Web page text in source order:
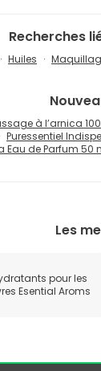
Recherches
Huiles
à l’arnica
Puressentiel
Eau de Parfum 50
Les
pour les
Esential Aroms